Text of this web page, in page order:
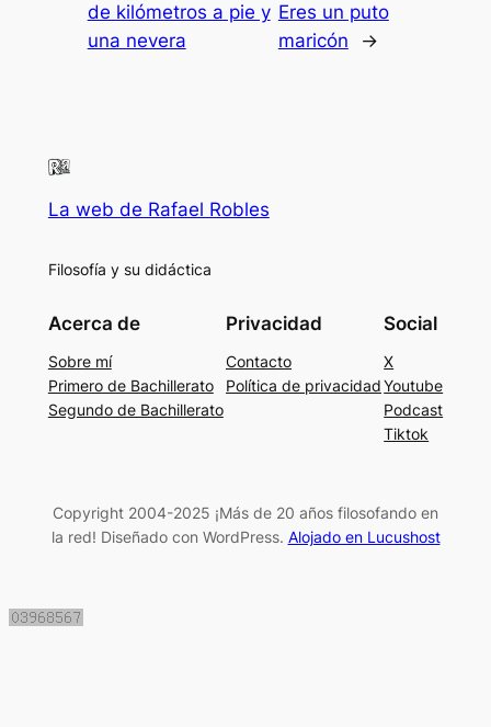
de kilómetros a pie y
una nevera
Eres un puto
maricón
→
La web de Rafael Robles
Filosofía y su didáctica
Acerca de
Sobre mí
Primero de Bachillerato
Segundo de Bachillerato
Privacidad
Contacto
Política de privacidad
Social
X
Youtube
Podcast
Tiktok
Copyright 2004-2025 ¡Más de 20 años filosofando en
la red! Diseñado con WordPress. Alojado en Lucushost